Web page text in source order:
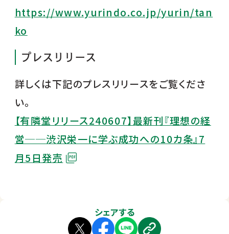
https://www.yurindo.co.jp/yurin/tan
ko
プレスリリース
詳しくは下記のプレスリリースをご覧くださ
い。
【有隣堂リリース240607】最新刊『理想の経
営──渋沢栄一に学ぶ成功への10カ条』7
月5日発売
シェアする